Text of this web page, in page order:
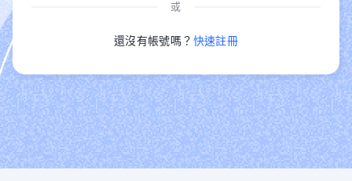
或
還沒有帳號嗎？ 快速註冊